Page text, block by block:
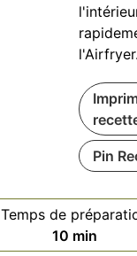
l'Airfryer.
Pin
Temps de
10minutes
min